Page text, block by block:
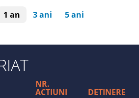
1 an 3 ani 5 ani
NR.
ACTIUNI DETINERE